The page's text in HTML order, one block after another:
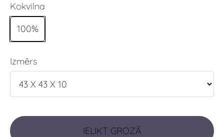
Kokvilna
100%
Izmērs
IELIKT GROZĀ